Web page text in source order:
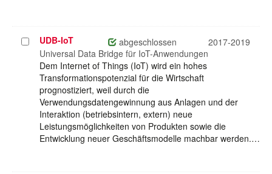
Projekt
auswählen
UDB-IoT abgeschlossen
2017-2019
Universal Data Bridge für IoT-Anwendungen
Dem Internet of Things (IoT) wird ein hohes
Transformationspotenzial für die Wirtschaft
prognostiziert, weil durch die
Verwendungsdatengewinnung aus Anlagen und der
Interaktion (betriebsintern, extern) neue
Leistungsmöglichkeiten von Produkten sowie die
Entwicklung neuer Geschäftsmodelle machbar werden.…